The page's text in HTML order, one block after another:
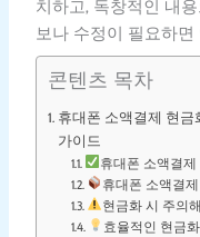
치하고, 독창적인 내
보나 수정이 필요하
콘텐츠 목차
휴대폰 소액결제 현금
가이드
휴대폰 소액결제
휴대폰 소액결
현금화 시 주의
효율적인 현금